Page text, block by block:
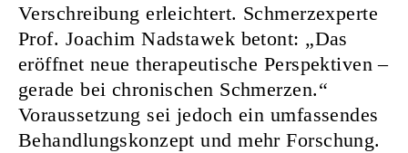
Verschreibung erleichtert. Schmerzexperte
Prof. Joachim Nadstawek betont: „Das
eröffnet neue therapeutische Perspektiven –
gerade bei chronischen Schmerzen.“
Voraussetzung sei jedoch ein umfassendes
Behandlungskonzept und mehr Forschung.